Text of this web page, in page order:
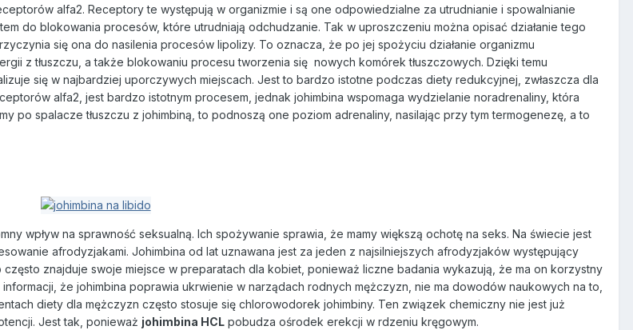
alfa2. Receptory te występują w organizmie i są one odpowiedzialne za utrudnianie i spowalnianie
do blokowania procesów, które utrudniają odchudzanie. Tak w uproszczeniu można opisać działanie tego
się ona do nasilenia procesów lipolizy. To oznacza, że po jej spożyciu działanie organizmu
z tłuszczu, a także blokowaniu procesu tworzenia się nowych komórek tłuszczowych. Dzięki temu
się w najbardziej uporczywych miejscach. Jest to bardzo istotne podczas diety redukcyjnej, zwłaszcza dla
alfa2, jest bardzo istotnym procesem, jednak johimbina wspomaga wydzielanie noradrenaliny, która
po spalacze tłuszczu z johimbiną, to podnoszą one poziom adrenaliny, nasilając przy tym termogenezę, a to
wpływ na sprawność seksualną. Ich spożywanie sprawia, że mamy większą ochotę na seks. Na świecie jest
afrodyzjakami. Johimbina od lat uznawana jest za jeden z najsilniejszych afrodyzjaków występujący
znajduje swoje miejsce w preparatach dla kobiet, ponieważ liczne badania wykazują, że ma on korzystny
że johimbina poprawia ukrwienie w narządach rodnych mężczyzn, nie ma dowodów naukowych na to,
diety dla mężczyzn często stosuje się chlorowodorek johimbiny. Ten związek chemiczny nie jest już
Jest tak, ponieważ johimbina HCL pobudza ośrodek erekcji w rdzeniu kręgowym.